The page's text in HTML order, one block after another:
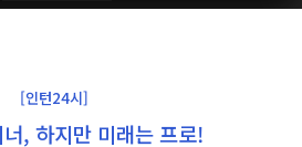
[인턴24시]
, 하지만 미래는 프로!